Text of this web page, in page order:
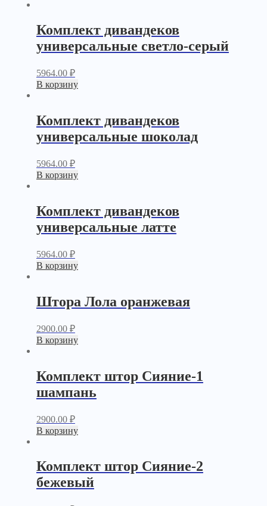
Комплект дивандеков
универсальные светло-серый
5964.00 ₽
В корзину
Комплект дивандеков
универсальные шоколад
5964.00 ₽
В корзину
Комплект дивандеков
универсальные латте
5964.00 ₽
В корзину
Штора Лола оранжевая
2900.00 ₽
В корзину
Комплект штор Сияние-1
шампань
2900.00 ₽
В корзину
Комплект штор Сияние-2
бежевый